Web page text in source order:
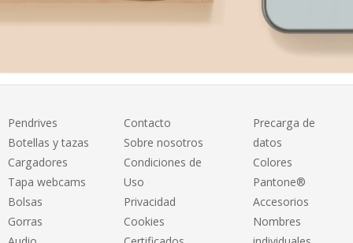
Pendrives
Botellas y tazas
Cargadores
Tapa webcams
Bolsas
Gorras
Contacto
Sobre nosotros
Condiciones de
Uso
Privacidad
Cookies
Precarga de
datos
Colores
Pantone®
Accesorios
Nombres